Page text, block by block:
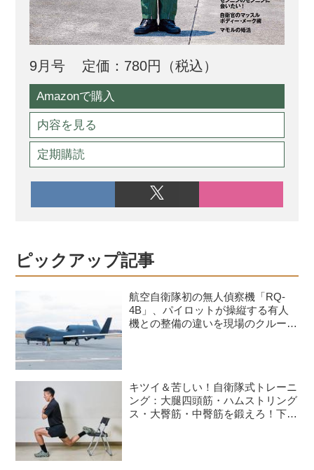
9月号 定価：780円（税込）
Amazonで購入
内容を見る
定期購読
ピックアップ記事
航空自衛隊初の無人偵察機「RQ-
4B」、パイロットが操縦する有人
機との整備の違いを現場のクルーが
キツイ＆苦しい！自衛隊式トレーニ
ング：大腿四頭筋・ハムストリング
ス・大臀筋・中臀筋を鍛えろ！下半